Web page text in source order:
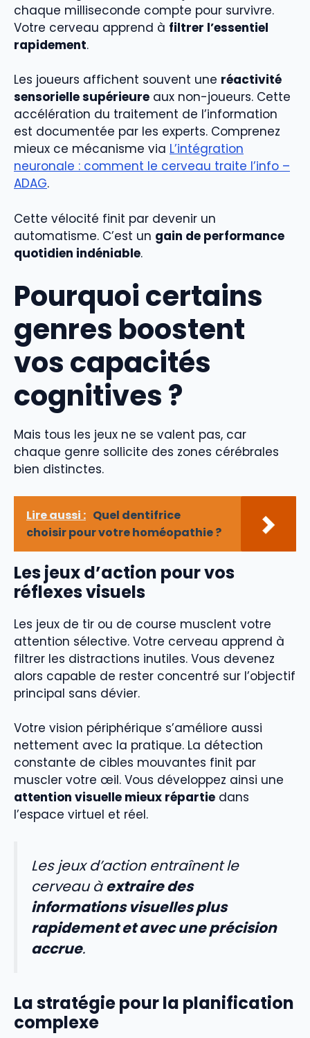
chaque milliseconde compte pour survivre.
Votre cerveau apprend à filtrer l’essentiel
rapidement.
Les joueurs affichent souvent une réactivité
sensorielle supérieure aux non-joueurs. Cette
accélération du traitement de l’information
est documentée par les experts. Comprenez
mieux ce mécanisme via L’intégration
neuronale : comment le cerveau traite l’info –
ADAG.
Cette vélocité finit par devenir un
automatisme. C’est un gain de performance
quotidien indéniable.
Pourquoi certains
genres boostent
vos capacités
cognitives ?
Mais tous les jeux ne se valent pas, car
chaque genre sollicite des zones cérébrales
bien distinctes.
Lire aussi : Quel dentifrice
choisir pour votre homéopathie ?
Les jeux d’action pour vos
réflexes visuels
Les jeux de tir ou de course musclent votre
attention sélective. Votre cerveau apprend à
filtrer les distractions inutiles. Vous devenez
alors capable de rester concentré sur l’objectif
principal sans dévier.
Votre vision périphérique s’améliore aussi
nettement avec la pratique. La détection
constante de cibles mouvantes finit par
muscler votre œil. Vous développez ainsi une
attention visuelle mieux répartie dans
l’espace virtuel et réel.
Les jeux d’action entraînent le
cerveau àextraire des
informations visuelles plus
rapidement et avec une précision
accrue.
La stratégie pour la planification
complexe